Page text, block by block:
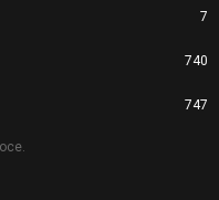
7
740
747